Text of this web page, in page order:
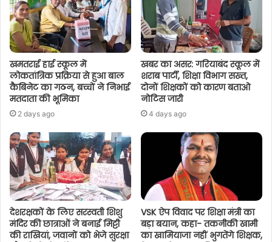
खमतराई हाई स्कूल में
लोकतांत्रिक प्रक्रिया से हुआ बाल
कैबिनेट का गठन, बच्चों ने निभाई
मतदाता की भूमिका
2 days ago
खबर का असर: गरियाबंद स्कूल में
शराब पार्टी, शिक्षा विभाग सख्त,
दोनों शिक्षकों को कारण बताओ
नोटिस जारी
4 days ago
देशरक्षकों के लिए सरस्वती शिशु
मंदिर की छात्राओं ने बनाई मिट्टी
की राखियां, जवानों को भेजे सुरक्षा
VSK ऐप विवाद पर शिक्षा मंत्री का
बड़ा बयान, कहा- तकनीकी खामी
का खामियाजा नहीं भुगतेंगे शिक्षक,